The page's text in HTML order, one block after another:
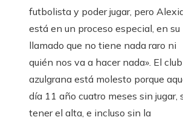
futbolista y poder jugar, pero
está en un proceso especial, en su
llamado que no tiene nada raro ni
quién nos va a hacer nada». El club
azulgrana está molesto porque
día 11 año cuatro meses sin jugar,
tener el alta, e incluso sin la